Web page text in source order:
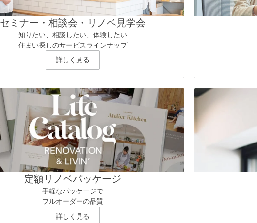
セミナー・相談会・リノベ見学会
知りたい、相談したい、体験したい
住まい探しのサービスラインナップ
詳しく見る
定額リノベパッケージ
手軽なパッケージで
フルオーダーの品質
詳しく見る